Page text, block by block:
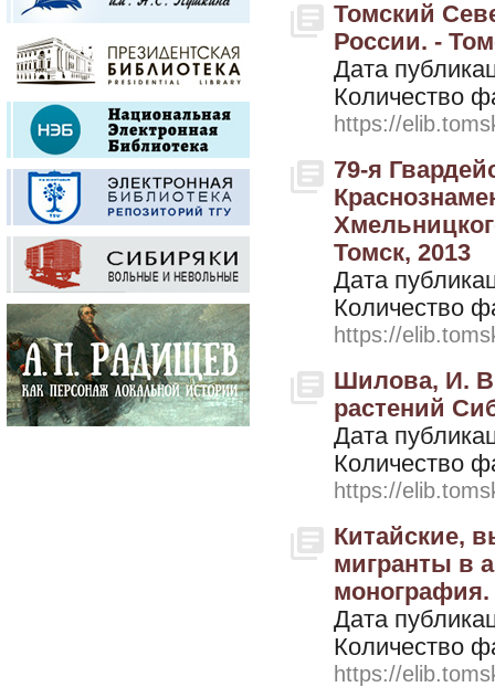
Томский
России. -
Дата
Количество
https://
79-я
Томск, 2013
Дата
Количество
https://
Шилова, И. В.
растений
Дата
Количество
https://
Китайские,
мигранты в
монография.
Дата
Количество
https://